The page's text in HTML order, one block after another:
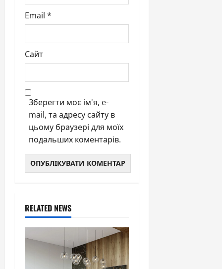
Email *
Сайт
Зберегти моє ім'я, e-
mail, та адресу сайту в
цьому браузері для моїх
подальших коментарів.
RELATED NEWS